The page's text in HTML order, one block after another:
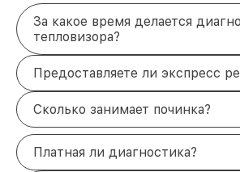
За какое время делается
тепловизора?
Предоставляете ли экспресс
Сколько занимает починка?
Платная ли диагностика?